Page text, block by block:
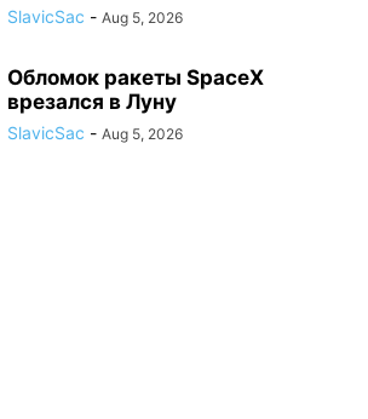
SlavicSac - Aug 5, 2026
Обломок ракеты SpaceX
врезался в Луну
SlavicSac - Aug 5, 2026